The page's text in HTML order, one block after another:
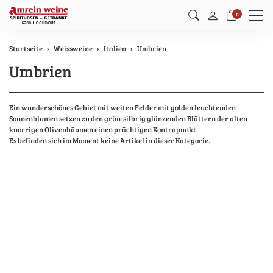
0 Menu
Startseite Weissweine Italien Umbrien
Umbrien
Ein wunderschönes Gebiet mit weiten Felder mit golden leuchtenden
Sonnenblumen setzen zu den grün-silbrig glänzenden Blättern der alten
knorrigen Olivenbäumen einen prächtigen Kontrapunkt.
Es befinden sich im Moment keine Artikel in dieser Kategorie.